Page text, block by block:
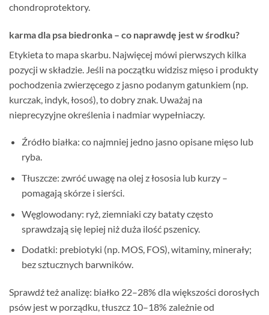
chondroprotektory.
karma dla psa biedronka – co naprawdę jest w środku?
Etykieta to mapa skarbu. Najwięcej mówi pierwszych kilka
pozycji w składzie. Jeśli na początku widzisz mięso i produkty
pochodzenia zwierzęcego z jasno podanym gatunkiem (np.
kurczak, indyk, łosoś), to dobry znak. Uważaj na
nieprecyzyjne określenia i nadmiar wypełniaczy.
Źródło białka: co najmniej jedno jasno opisane mięso lub
ryba.
Tłuszcze: zwróć uwagę na olej z łososia lub kurzy –
pomagają skórze i sierści.
Węglowodany: ryż, ziemniaki czy bataty często
sprawdzają się lepiej niż duża ilość pszenicy.
Dodatki: prebiotyki (np. MOS, FOS), witaminy, minerały;
bez sztucznych barwników.
Sprawdź też analizę: białko 22–28% dla większości dorosłych
psów jest w porządku, tłuszcz 10–18% zależnie od